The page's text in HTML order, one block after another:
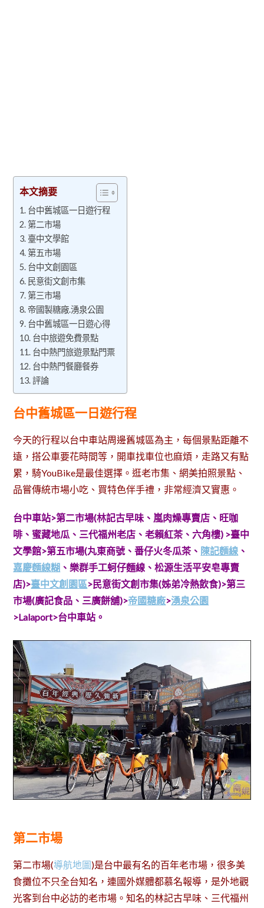
本文摘要
台中舊城區一日遊行程
第二市場
臺中文學館
第五市場
台中文創園區
民意街文創市集
第三市場
帝國製糖廠.湧泉公園
台中舊城區一日遊心得
台中旅遊免費景點
台中熱門旅遊景點門票
台中熱門餐廳餐券
評論
台中舊城區一日遊行程
今天的行程以台中車站周邊舊城區為主，每個景點距離不
遠，搭公車要花時間等，開車找車位也麻煩，走路又有點
累，騎YouBike是最佳選擇。逛老市集、網美拍照景點、
品嘗傳統市場小吃、買特色伴手禮，非常經濟又實惠。
台中車站>第二市場(林記古早味、嵐肉燥專賣店、旺咖
啡、蜜藏地瓜、三代福州老店、老賴紅茶、六角樓) >臺中
文學館>第五市場(丸東商號、番仔火冬瓜茶、 陳記麵線 、
嘉慶麵線糊 、樂群手工蚵仔麵線 、松源生活平安皂專賣
店)>臺中文創園區>民意街文創市集(姊弟冷熱飲食)>第三
市場(廣記食品、三廣餅舖)>帝國糖廠>湧泉公園
>Lalaport>台中車站。
第二市場
第二市場(導航地圖)是台中最有名的百年老市場，很多美
食攤位不只全台知名，連國外媒體都慕名報導，是外地觀
光客到台中必訪的老市場。知名的林記古早味、三代福州